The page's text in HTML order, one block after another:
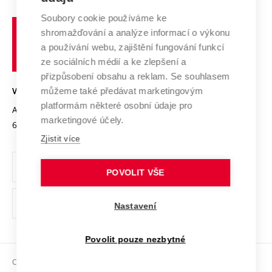
Systém zajišťování kvality výzkumu
Výzkumné infrastruktury
Transfer znalostí
Open Science
Projekty
Projekty ze strukturálních fondů
Specifický výzkum
Spolupráce se školami
Služby univerzity
Mezinárodní dohody
Univerzitní sítě
Profil univerzity
Udržitelná univerzita
Podnikavá univerzita / ContriBUTe
Bezpečná univerzita
Vyznamenání
Organizační struktura
Ochrana osobních údajů
odkaz)
Sociální bezpečí
učení
technické
VYSOKÉ UČENÍ TECHNICKÉ V BRNĚ
Antonínská 548/1
602 00 Brno
www.vut.cz
vut@vutbr.cz
Copyright © 2026 VUT
Soubory cookie používáme ke
shromažďování a analýze informací o výkonu
a používání webu, zajištění fungování funkcí
ze sociálních médií a ke zlepšení a
přizpůsobení obsahu a reklam. Se souhlasem
můžeme také předávat marketingovým
platformám některé osobní údaje pro
marketingové účely.
Zjistit více
POVOLIT VŠE
Nastavení
Povolit pouze nezbytné